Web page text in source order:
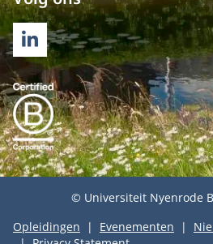
LINKEDIN
© Universiteit Nyenrode
Opleidingen
Evenementen